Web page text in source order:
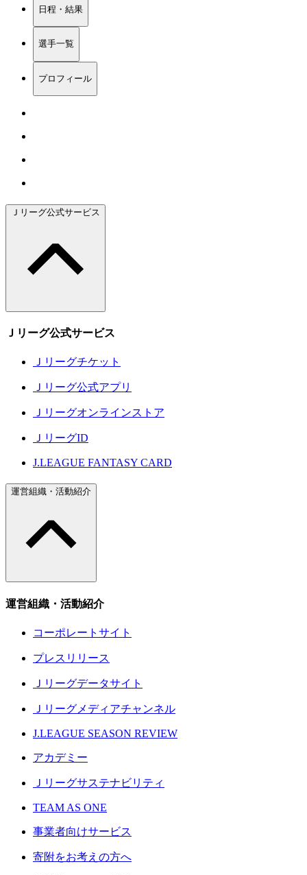
日程・結果
選手一覧
プロフィール
Ｊリーグ公式サービス
Ｊリーグ公式サービス
Ｊリーグチケット
Ｊリーグ公式アプリ
Ｊリーグオンラインストア
ＪリーグID
J.LEAGUE FANTASY CARD
運営組織・活動紹介
運営組織・活動紹介
コーポレートサイト
プレスリリース
Ｊリーグデータサイト
Ｊリーグメディアチャンネル
J.LEAGUE SEASON REVIEW
アカデミー
Ｊリーグサステナビリティ
TEAM AS ONE
事業者向けサービス
寄附をお考えの方へ